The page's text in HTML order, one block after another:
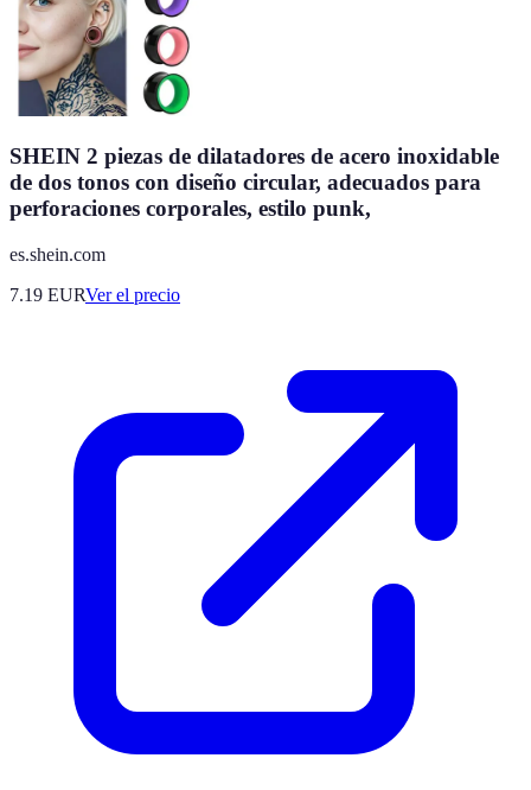
SHEIN 2 piezas de dilatadores de acero inoxidable
de dos tonos con diseño circular, adecuados para
perforaciones corporales, estilo punk,
es.shein.com
7.19 EURVer el precio